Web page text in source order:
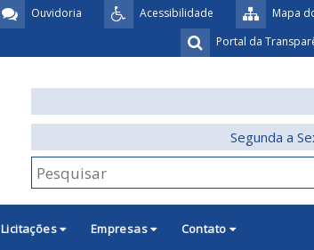
Mapa
Acessibilidade
Ouvidoria
Portal da
Segunda a
Licitações Empresas Contato